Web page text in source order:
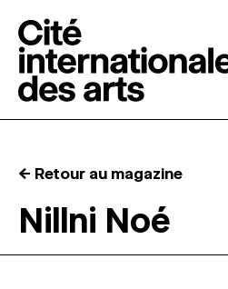
RÉSIDENCES ↓
← Retour au magazine
Nillni Noé